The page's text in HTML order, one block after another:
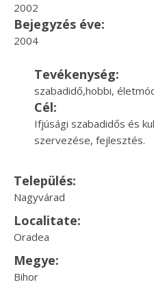
2002
Bejegyzés éve:
2004
Tevékenység:
szabadidő,hobbi,
Cél:
Ifjúsági szabadidős és
szervezése, fejlesztés.
Település:
Nagyvárad
Localitate:
Oradea
Megye:
Bihor